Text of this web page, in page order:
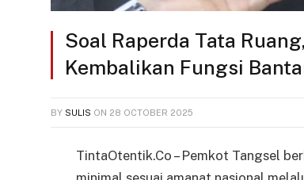
Soal Raperda Tata
Kembalikan Fungsi
BY SULIS ON 28 OCTOBER 2025
TintaOtentik.Co – Pemkot Tangsel